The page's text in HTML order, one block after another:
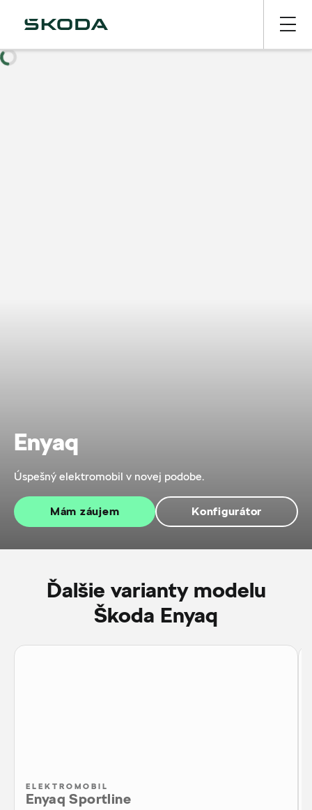
Enyaq
Úspešný elektromobil v novej podobe.
Mám záujem Konfigurátor
Ďalšie varianty modelu
Škoda Enyaq
ELEKTROMOBIL
Enyaq Sportline